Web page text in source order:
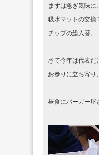
まずは急ぎ気味
吸水マットの交換
チップの総入替
さて今年は代表だ
お参りに立ち寄り
昼食にバーガー屋